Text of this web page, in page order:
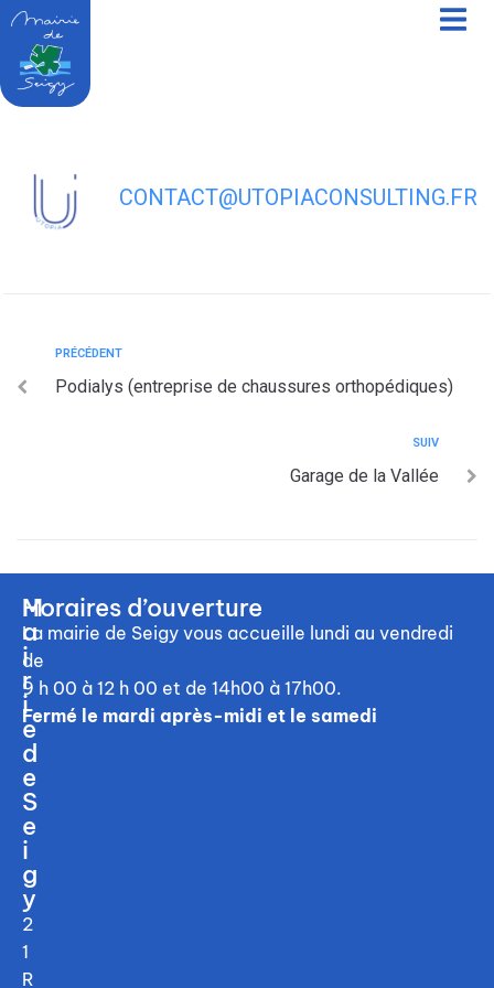
principal
Chic’occase (magasin de meubles et
brocante)
CONTACT@UTOPIACONSULTING.FR
PRÉCÉDENT
Podialys (entreprise de chaussures orthopédiques)
SUIV
Garage de la Vallée
M
a
i
r
i
e
d
e
S
e
i
g
y
2
1
R
Horaires d’ouverture
La mairie de Seigy vous accueille lundi au vendredi
de
9 h 00 à 12 h 00 et de 14h00 à 17h00.
Fermé le mardi après-midi et le samedi